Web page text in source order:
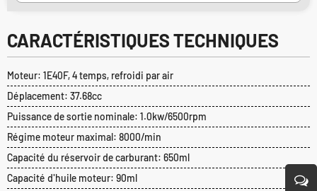
CARACTÉRISTIQUES TECHNIQUES
Moteur: 1E40F, 4 temps, refroidi par air
Déplacement: 37.68cc
Puissance de sortie nominale: 1.0kw/6500rpm
Régime moteur maximal: 8000/min
Capacité du réservoir de carburant: 650ml
Capacité d'huile moteur: 90ml